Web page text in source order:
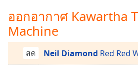
Chapters
Chapters
Descriptions
ออกอากาศ Kawartha
Machine
สด Neil Diamond Red Red